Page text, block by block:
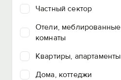
Частный сектор
Отели, меблированные
комнаты
Квартиры, апартаменты
Дома, коттеджи